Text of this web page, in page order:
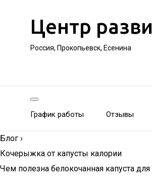
Центр
Россия, Прокопьевск, Есенина
График работы Отзывы
Блог ›
Кочерыжка от капусты калории
Чем полезна белокочанная капуста